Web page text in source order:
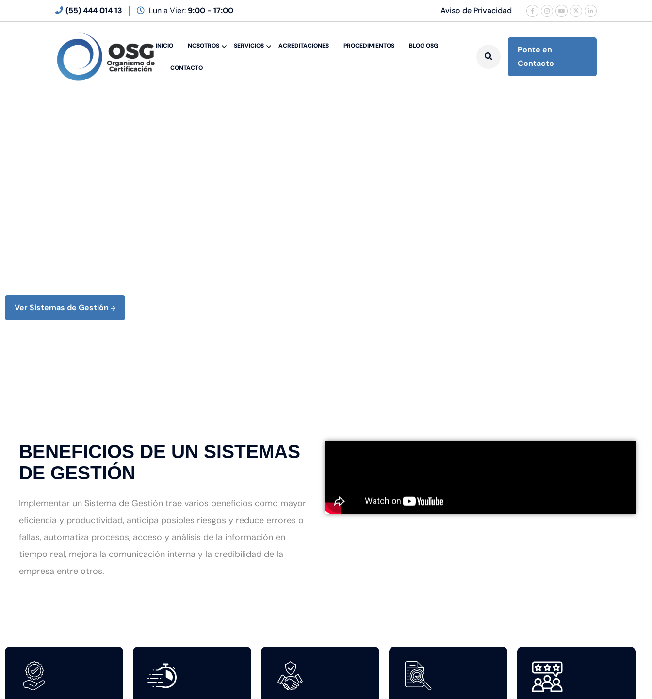
(55) 444 014 13 Lun a Vier: 9:00 - 17:00 Aviso de Privacidad
INICIO NOSOTROS SERVICIOS ACREDITACIONES PROCEDIMIENTOS BLOG OSG
CONTACTO
Ponte en
Contacto
Ver Sistemas de Gestión
BENEFICIOS DE UN SISTEMAS
DE GESTIÓN
Implementar un Sistema de Gestión trae varios beneficios como mayor
eficiencia y productividad, anticipa posibles riesgos y reduce errores o
fallas, automatiza procesos, acceso y análisis de la información en
tiempo real, mejora la comunicación interna y la credibilidad de la
empresa entre otros.